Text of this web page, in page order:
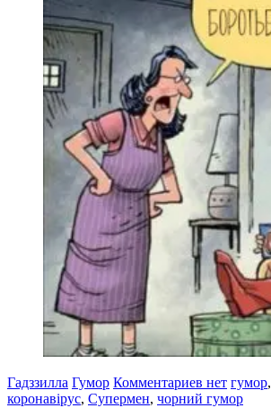
Гадззилла Гумор Комментариев нет гумор,
коронавірус, Супермен, чорний гумор